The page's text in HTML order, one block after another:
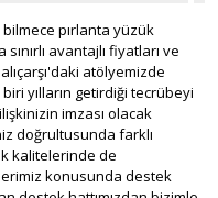
bilmece pırlanta yüzük
avantajlı fiyatları ve
atölyemizde
yılların getirdiği tecrübeyi
imzası olacak
doğrultusunda farklı
kalitelerinde de
konusunda destek